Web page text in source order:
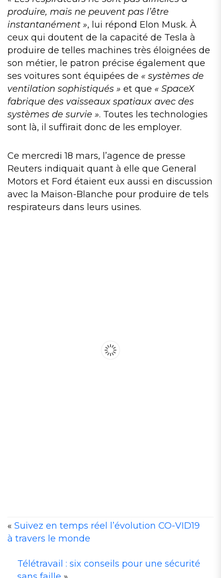
produire, mais ne peuvent pas l’être
instantanément », lui répond Elon Musk. À
ceux qui doutent de la capacité de Tesla à
produire de telles machines très éloignées de
son métier, le patron précise également que
ses voitures sont équipées de « systèmes de
ventilation sophistiqués » et que « SpaceX
fabrique des vaisseaux spatiaux avec des
systèmes de survie ». Toutes les technologies
sont là, il suffirait donc de les employer.
Ce mercredi 18 mars, l’agence de presse
Reuters indiquait quant à elle que General
Motors et Ford étaient eux aussi en discussion
avec la Maison-Blanche pour produire de tels
respirateurs dans leurs usines.
« Suivez en temps réel l’évolution CO-VID19
à travers le monde
Télétravail : six conseils pour une sécurité